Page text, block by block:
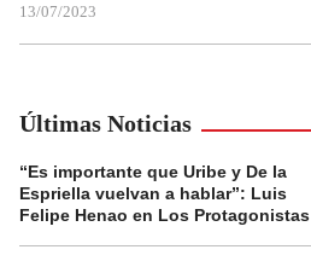
13/07/2023
Últimas Noticias
“Es importante que Uribe y De la
Espriella vuelvan a hablar”: Luis
Felipe Henao en Los Protagonistas